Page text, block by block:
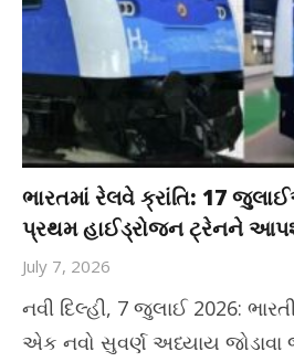
ભારતમાં રેલવે ક્રાંતિ: 17
પ્રથમ હાઈડ્રોજન ટ્રેનને
July 7, 2026
નવી દિલ્હી, 7 જુલાઈ 2026:
એક નવો સુવર્ણ અધ્યાય જોડાવા